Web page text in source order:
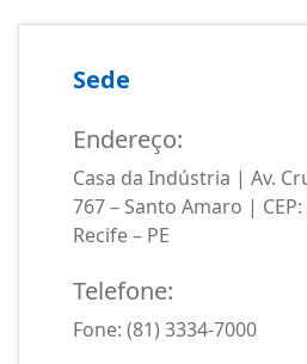
Sede
Endereço:
Casa da Indústria | Av.
767 – Santo Amaro |
Recife – PE
Telefone:
Fone: (81) 3334-7000